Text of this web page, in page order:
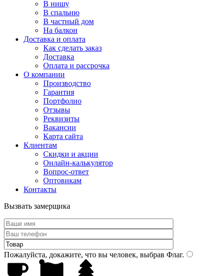
В нишу
В спальню
В частный дом
На балкон
Доставка и оплата
Как сделать заказ
Доставка
Оплата и рассрочка
О компании
Производство
Гарантия
Портфолио
Отзывы
Реквизиты
Вакансии
Карта сайта
Клиентам
Скидки и акции
Онлайн-калькулятор
Вопрос-ответ
Оптовикам
Контакты
Вызвать замерщика
Пожалуйста, докажите, что вы человек, выбрав Флаг.